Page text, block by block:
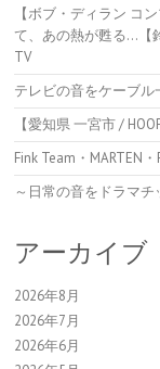
【ボブ・ディラン コ
て、あの熱が甦る…【
TV
テレビの音をケーブル
【愛知県 一宮市 /
Fink Team・MARTEN
～日常の音をドラマ
アーカイブ
2026年8月
2026年7月
2026年6月